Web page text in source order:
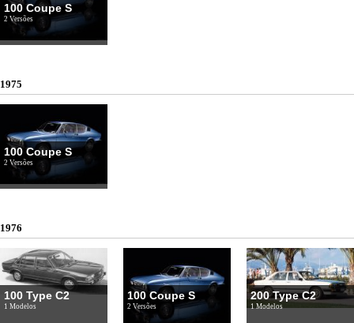
100 Coupe S
2 Versões
1975
100 Coupe S
2 Versões
1976
100 Type C2
1 Modelos
100 Coupe S
2 Versões
200 Type C2
1 Modelos